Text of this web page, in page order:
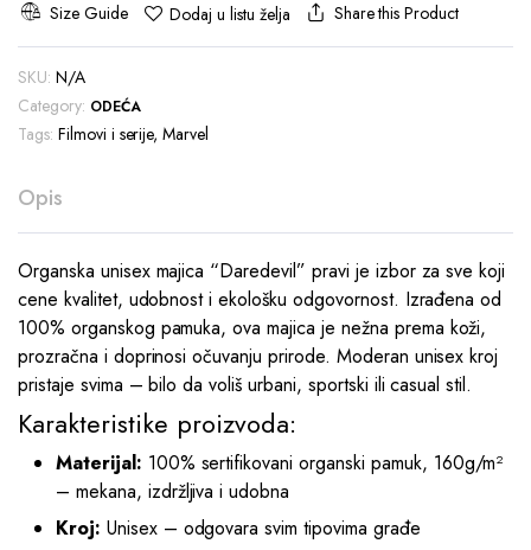
Size Guide Dodaj u listu želja Share this Product
SKU: N/A
Category: ODEĆA
Tags: Filmovi i serije,Marvel
Opis
Organska unisex majica “Daredevil” pravi je izbor za sve koji
cene kvalitet, udobnost i ekološku odgovornost. Izrađena od
100% organskog pamuka, ova majica je nežna prema koži,
prozračna i doprinosi očuvanju prirode. Moderan unisex kroj
pristaje svima – bilo da voliš urbani, sportski ili casual stil.
Karakteristike proizvoda:
Materijal: 100% sertifikovani organski pamuk, 160g/m²
– mekana, izdržljiva i udobna
Kroj: Unisex – odgovara svim tipovima građe